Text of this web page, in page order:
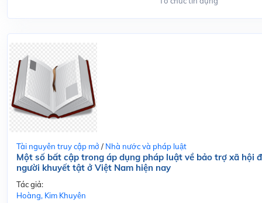
Tài nguyên truy cập mở / Nhà nước và pháp luật
Một số bất cập trong áp dụng pháp luật về bảo trợ xã hội
người khuyết tật ở Việt Nam hiện nay
Tác giả:
Hoàng, Kim Khuyên